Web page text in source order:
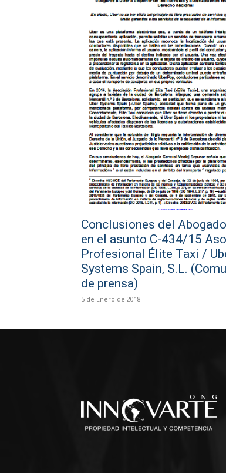
Conclusiones del
en el asunto C-434/15
Profesional Élite Taxi /
Systems Spain, S.L.
de prensa)
5 de Enero de 2018